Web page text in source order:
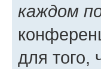
каждом
для того,